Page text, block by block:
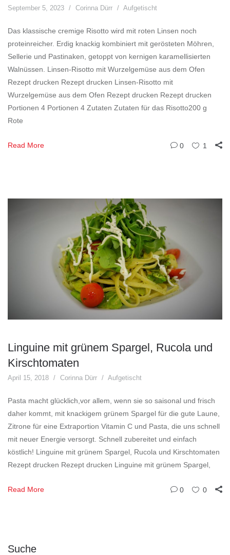
September 5, 2023 Corinna Dürr Aufgetischt
Das klassische cremige Risotto wird mit roten Linsen noch
proteinreicher. Erdig knackig kombiniert mit gerösteten Möhren,
Sellerie und Pastinaken, getoppt von kernigen karamellisierten
Walnüssen. Linsen-Risotto mit Wurzelgemüse aus dem Ofen
Rezept drucken Rezept drucken Linsen-Risotto mit
Wurzelgemüse aus dem Ofen Rezept drucken Rezept drucken
Portionen 4 Portionen 4 Zutaten Zutaten für das Risotto200 g
Rote
Read More 0 1
Linguine mit grünem Spargel, Rucola und
Kirschtomaten
April 15, 2018 Corinna Dürr Aufgetischt
Pasta macht glücklich,vor allem, wenn sie so saisonal und frisch
daher kommt, mit knackigem grünem Spargel für die gute Laune,
Zitrone für eine Extraportion Vitamin C und Pasta, die uns schnell
mit neuer Energie versorgt. Schnell zubereitet und einfach
köstlich! Linguine mit grünem Spargel, Rucola und Kirschtomaten
Rezept drucken Rezept drucken Linguine mit grünem Spargel,
Read More 0 0
Suche